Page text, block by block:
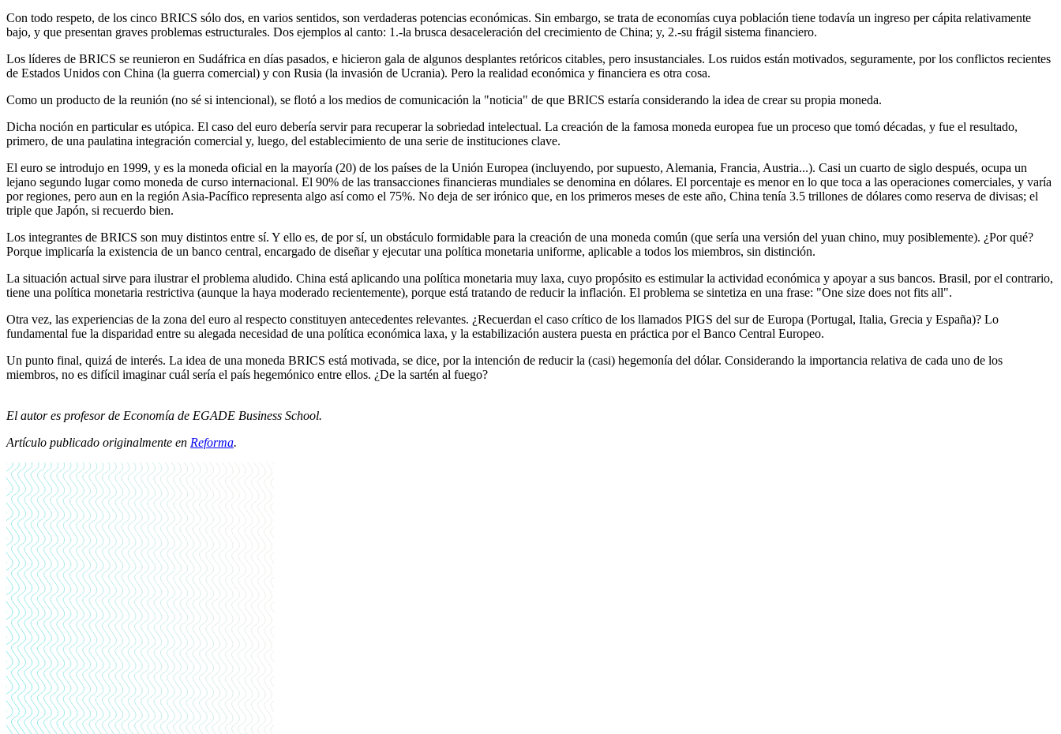
Con todo respeto, de los cinco BRICS sólo dos, en varios sentidos, son verdaderas potencias económicas. Sin embargo, se trata de economías cuya población tiene todavía un ingreso per cápita relativamente
bajo, y que presentan graves problemas estructurales. Dos ejemplos al canto: 1.-la brusca desaceleración del crecimiento de China; y, 2.-su frágil sistema financiero.
Los líderes de BRICS se reunieron en Sudáfrica en días pasados, e hicieron gala de algunos desplantes retóricos citables, pero insustanciales. Los ruidos están motivados, seguramente, por los conflictos recientes
de Estados Unidos con China (la guerra comercial) y con Rusia (la invasión de Ucrania). Pero la realidad económica y financiera es otra cosa.
Como un producto de la reunión (no sé si intencional), se flotó a los medios de comunicación la "noticia" de que BRICS estaría considerando la idea de crear su propia moneda.
Dicha noción en particular es utópica. El caso del euro debería servir para recuperar la sobriedad intelectual. La creación de la famosa moneda europea fue un proceso que tomó décadas, y fue el resultado,
primero, de una paulatina integración comercial y, luego, del establecimiento de una serie de instituciones clave.
El euro se introdujo en 1999, y es la moneda oficial en la mayoría (20) de los países de la Unión Europea (incluyendo, por supuesto, Alemania, Francia, Austria...). Casi un cuarto de siglo después, ocupa un
lejano segundo lugar como moneda de curso internacional. El 90% de las transacciones financieras mundiales se denomina en dólares. El porcentaje es menor en lo que toca a las operaciones comerciales, y varía
por regiones, pero aun en la región Asia-Pacífico representa algo así como el 75%. No deja de ser irónico que, en los primeros meses de este año, China tenía 3.5 trillones de dólares como reserva de divisas; el
triple que Japón, si recuerdo bien.
Los integrantes de BRICS son muy distintos entre sí. Y ello es, de por sí, un obstáculo formidable para la creación de una moneda común (que sería una versión del yuan chino, muy posiblemente). ¿Por qué?
Porque implicaría la existencia de un banco central, encargado de diseñar y ejecutar una política monetaria uniforme, aplicable a todos los miembros, sin distinción.
La situación actual sirve para ilustrar el problema aludido. China está aplicando una política monetaria muy laxa, cuyo propósito es estimular la actividad económica y apoyar a sus bancos. Brasil, por el contrario,
tiene una política monetaria restrictiva (aunque la haya moderado recientemente), porque está tratando de reducir la inflación. El problema se sintetiza en una frase: "One size does not fits all".
Otra vez, las experiencias de la zona del euro al respecto constituyen antecedentes relevantes. ¿Recuerdan el caso crítico de los llamados PIGS del sur de Europa (Portugal, Italia, Grecia y España)? Lo
fundamental fue la disparidad entre su alegada necesidad de una política económica laxa, y la estabilización austera puesta en práctica por el Banco Central Europeo.
Un punto final, quizá de interés. La idea de una moneda BRICS está motivada, se dice, por la intención de reducir la (casi) hegemonía del dólar. Considerando la importancia relativa de cada uno de los
miembros, no es difícil imaginar cuál sería el país hegemónico entre ellos. ¿De la sartén al fuego?
El autor es profesor de Economía de EGADE Business School.
Artículo publicado originalmente en Reforma.